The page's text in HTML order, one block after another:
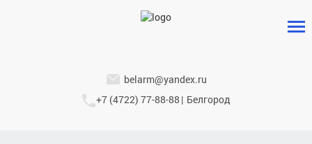
belarm@yandex.ru
+7 (4722) 77-88-88 | Белгород